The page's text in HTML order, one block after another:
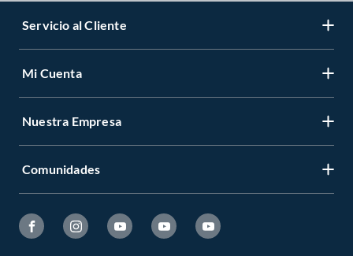
Servicio al Cliente
Mi Cuenta
Nuestra Empresa
Comunidades